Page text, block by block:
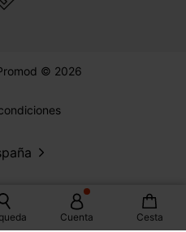
Cuenta Cesta
© 2026